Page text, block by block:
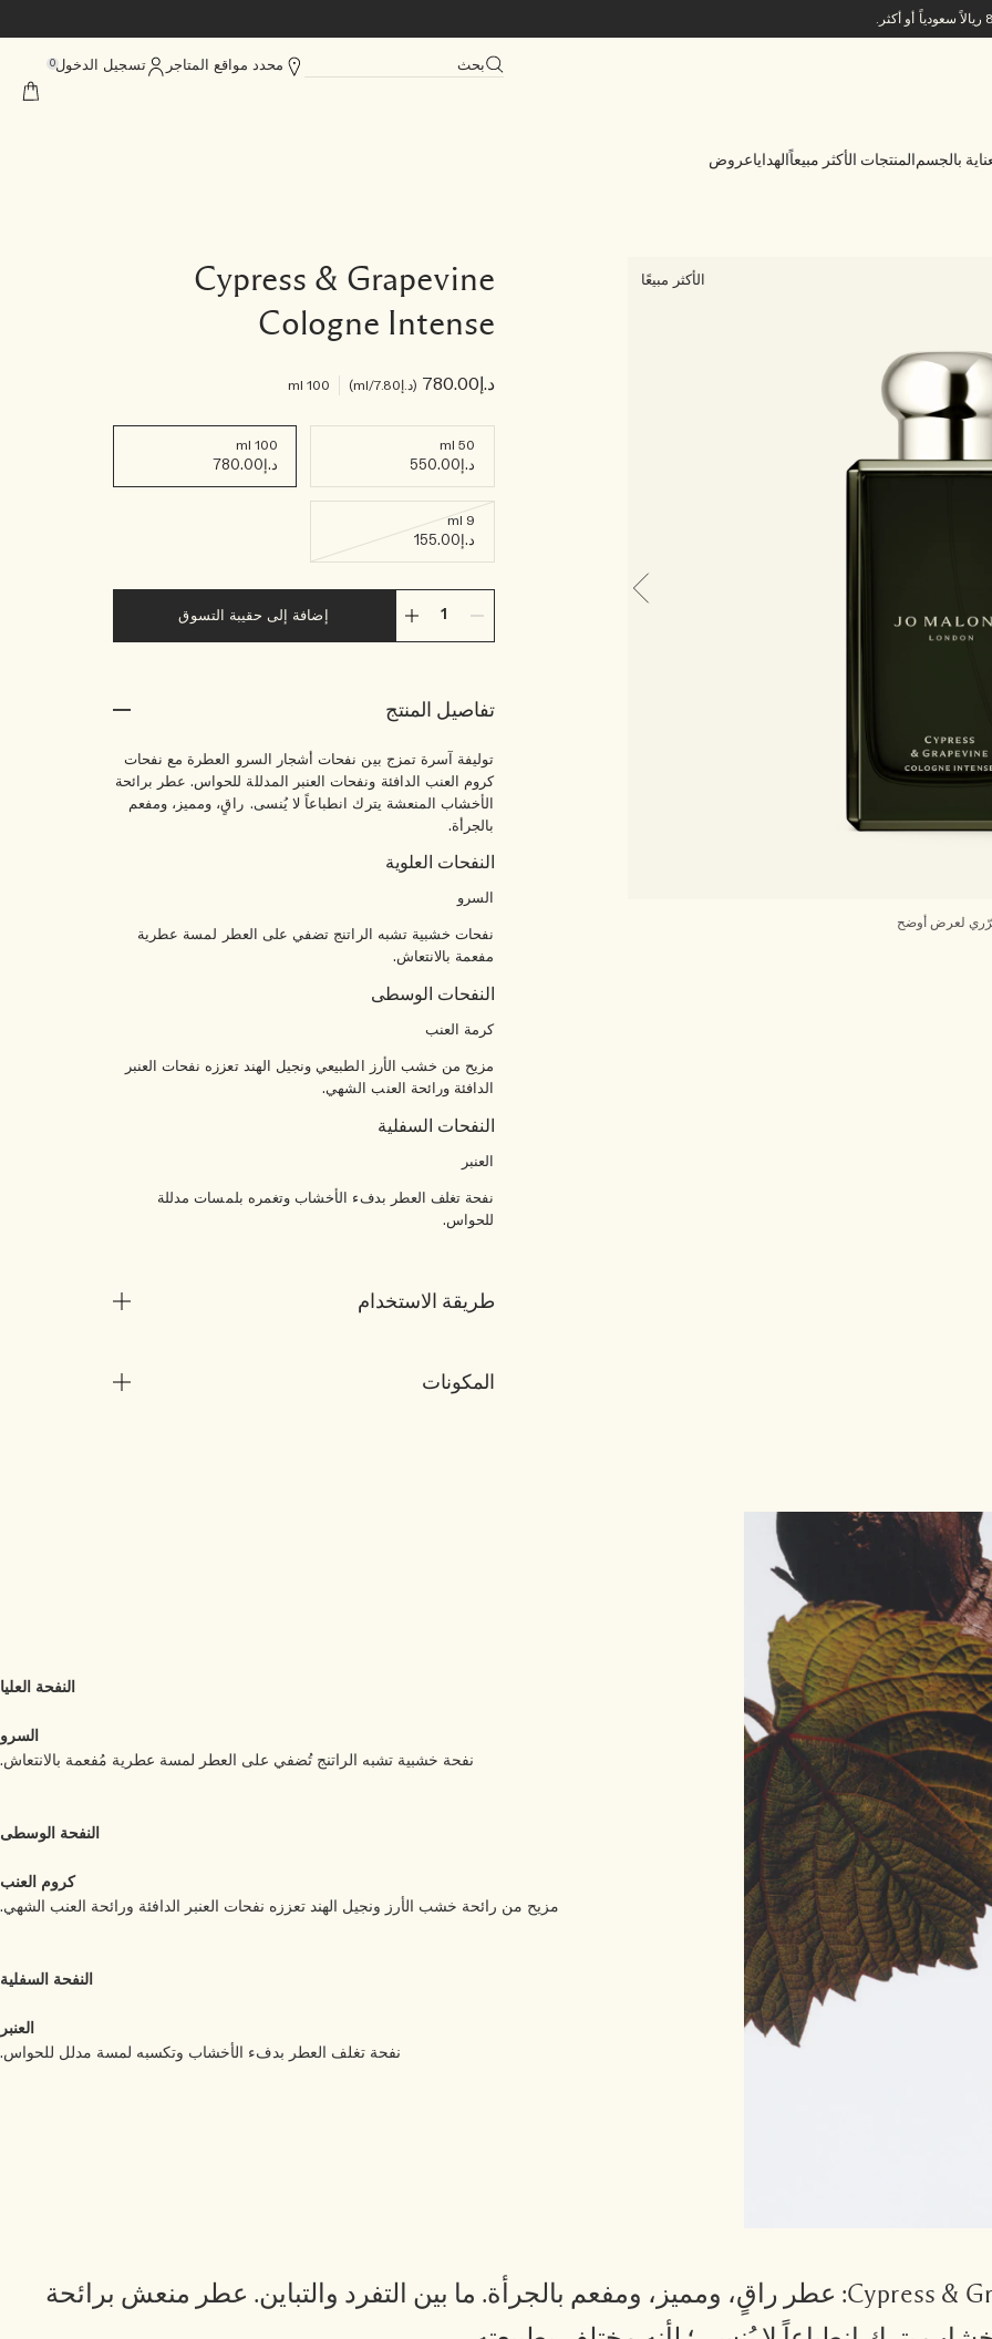
بحث محدد مواقع المتاجر تسجيل الدخول0
بالجسم المنتجات الأكثر مبيعاً الهداياعروض
Cypress & Grapevine
Cologne Intense
الأكثر مبيعًا
لعرض أوضح
د.إ780.00 د.إ7.80 /ml
100 ml
50 ml
د.إ550.00
100 ml
د.إ780.00
9 ml
د.إ155.00
إضافة إلى حقيبة التسوق
تفاصيل المنتج
توليفة آسرة تمزج بين نفحات أشجار السرو العطرة مع نفحات
كروم العنب الدافئة ونفحات العنبر المدللة للحواس. عطر برائحة
الأخشاب المنعشة يترك انطباعاً لا يُنسى. راقٍ، ومميز، ومفعم
بالجرأة.
النفحات العلوية
السرو
نفحات خشبية تشبه الراتنج تضفي على العطر لمسة عطرية
مفعمة بالانتعاش.
النفحات الوسطى
كرمة العنب
مزيح من خشب الأرز الطبيعي ونجيل الهند تعززه نفحات العنبر
الدافئة ورائحة العنب الشهي.
النفحات السفلية
العنبر
نفحة تغلف العطر بدفء الأخشاب وتغمره بلمسات مدللة
للحواس.
طريقة الاستخدام
المكونات
النفحة العليا
السرو
نفحة خشبية تشبه الراتنج تُضفي على العطر لمسة عطرية مُفعمة بالانتعاش.
النفحة الوسطى
كروم العنب
مزيح من رائحة خشب الأرز ونجيل الهند تعززه نفحات العنبر الدافئة ورائحة العنب الشهي.
النفحة السفلية
العنبر
نفحة تغلف العطر بدفء الأخشاب وتكسبه لمسة مدلل للحواس.
توم هاردي يختار الكولونيا المركزة Cypress & Grapevine: عطر راقٍ، ومميز، ومفعم بالجرأة. ما بين التفرد والتباين. عطر منعش برائحة